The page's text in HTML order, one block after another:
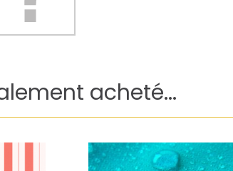
acheté...